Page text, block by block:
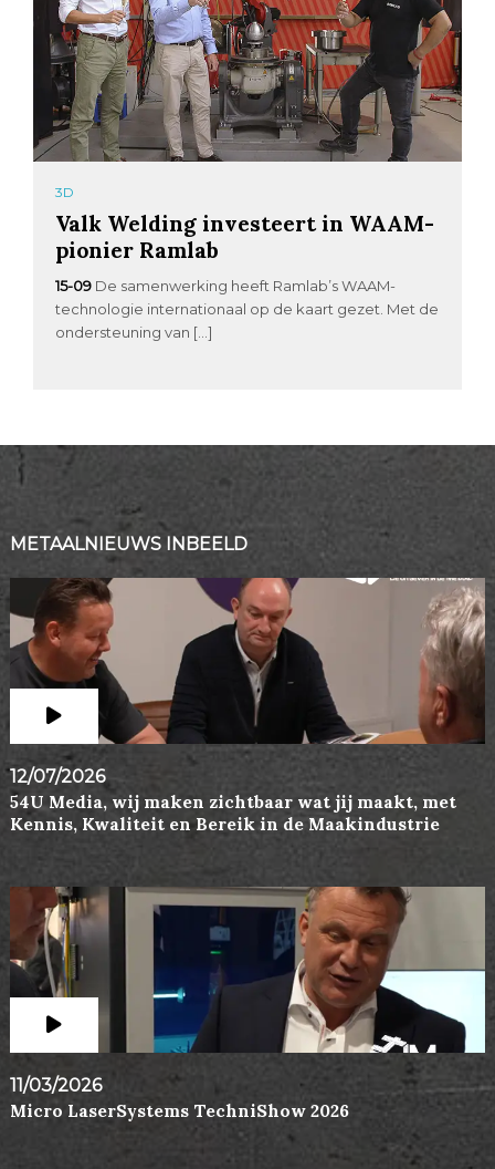
3D
Valk Welding investeert in WAAM-
pionier Ramlab
15-09 De samenwerking heeft Ramlab’s WAAM-
technologie internationaal op de kaart gezet. Met de
ondersteuning van […]
METAALNIEUWS INBEELD
12/07/2026
54U Media, wij maken zichtbaar wat jij maakt, met
Kennis, Kwaliteit en Bereik in de Maakindustrie
11/03/2026
Micro LaserSystems TechniShow 2026